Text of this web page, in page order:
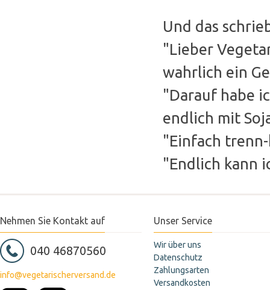
Und das
"Lieber
wahrlich ein
"Darauf habe
endlich mit
"Einfach
"Endlich kann
Nehmen Sie Kontakt auf
040 46870560
info@vegetarischerversand.de
Unser Service
Wir über uns
Datenschutz
Zahlungsarten
Versandkosten